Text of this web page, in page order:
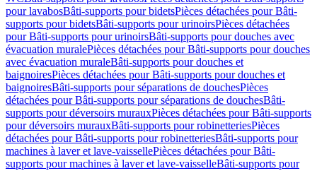
pour lavabosBâti-supports pour bidetsPièces détachées pour Bâti-
supports pour bidetsBâti-supports pour urinoirsPièces détachées
pour Bâti-supports pour urinoirsBâti-supports pour douches avec
évacuation muralePièces détachées pour Bâti-supports pour douches
avec évacuation muraleBâti-supports pour douches et
baignoiresPièces détachées pour Bâti-supports pour douches et
baignoiresBâti-supports pour séparations de douchesPièces
détachées pour Bâti-supports pour séparations de douchesBâti-
supports pour déversoirs murauxPièces détachées pour Bâti-supports
pour déversoirs murauxBâti-supports pour robinetteriesPièces
détachées pour Bâti-supports pour robinetteriesBâti-supports pour
machines à laver et lave-vaissellePièces détachées pour Bâti-
supports pour machines à laver et lave-vaisselleBâti-supports pour